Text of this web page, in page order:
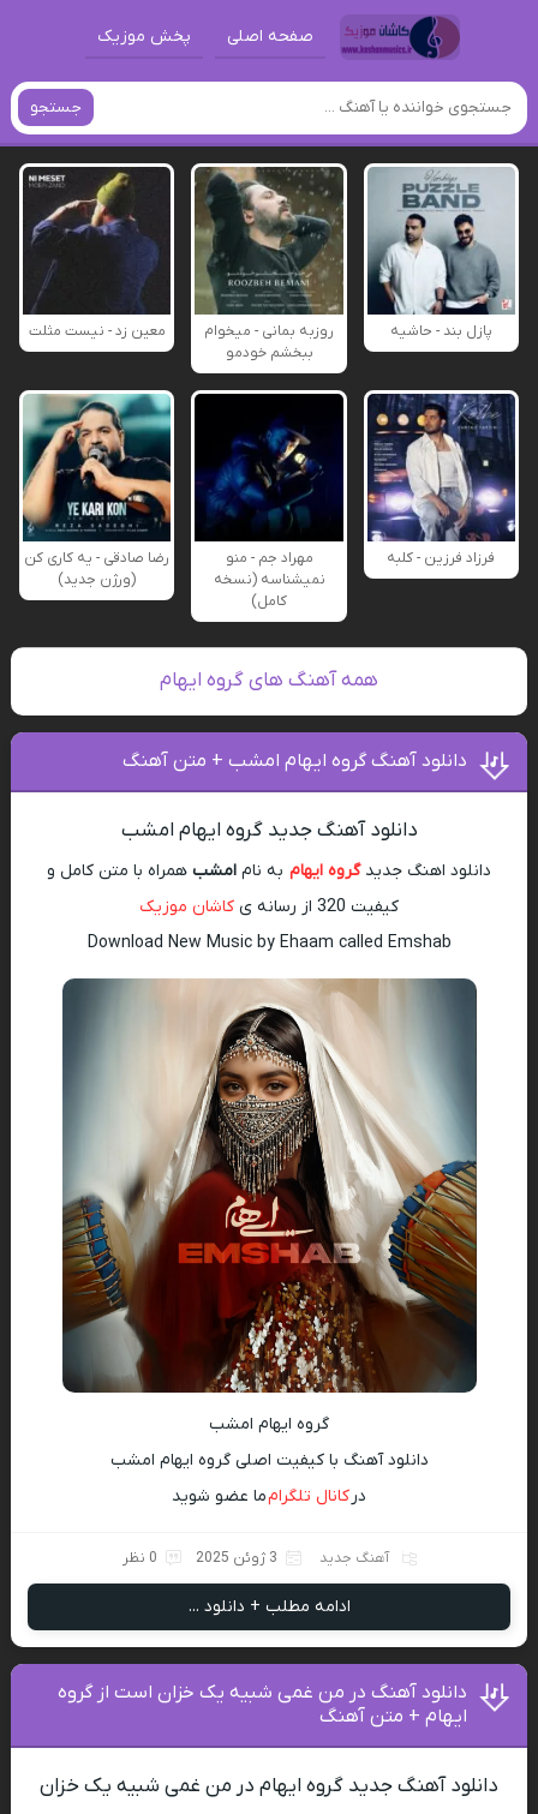
صفحه اصلی پخش موزیک
جستجو
پازل بند - حاشیه
روزبه بمانی - میخوام
ببخشم خودمو
معین زد - نیست مثلت
فرزاد فرزین - کلبه
مهراد جم - منو
نمیشناسه (نسخه
کامل)
رضا صادقی - یه کاری کن
(ورژن جدید)
همه آهنگ های گروه ایهام
دانلود آهنگ گروه ایهام امشب + متن آهنگ
دانلود آهنگ جدید گروه ایهام امشب
دانلود اهنگ جدیدگروه ایهام به نام امشب همراه با متن کامل و
کیفیت 320 از رسانه ی
کاشان موزیک
Download New Music by Ehaam called Emshab
گروه ایهام امشب
دانلود آهنگ با کیفیت اصلی گروه ایهام امشب
درکانال تلگرامما عضو شوید
آهنگ جدید 3 ژوئن 2025 0 نظر
ادامه مطلب + دانلود ...
دانلود آهنگ در من غمی شبیه یک خزان است از گروه
ایهام + متن آهنگ
دانلود آهنگ جدید گروه ایهام در من غمی شبیه یک خزان